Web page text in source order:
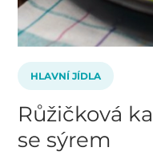
HLAVNÍ JÍDLA
Růžičková
se sýrem